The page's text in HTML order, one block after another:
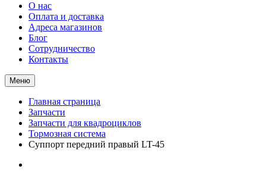
О нас
Оплата и доставка
Адреса магазинов
Блог
Сотрудничество
Контакты
Меню
Главная страница
Запчасти
Запчасти для квадроциклов
Тормозная система
Суппорт передний правый LT-45